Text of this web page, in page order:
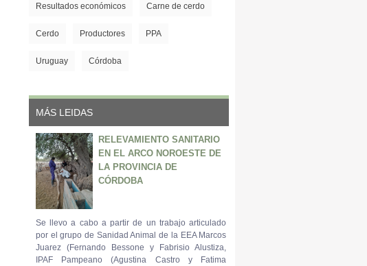
Resultados económicos Carne de cerdo
Cerdo Productores PPA
Uruguay Córdoba
MÁS LEIDAS
RELEVAMIENTO SANITARIO
EN EL ARCO NOROESTE DE
LA PROVINCIA DE
CÓRDOBA
Se llevo a cabo a partir de un trabajo articulado
por el grupo de Sanidad Animal de la EEA Marcos
Juarez (Fernando Bessone y Fabrisio Alustiza,
IPAF Pampeano (Agustina Castro y Fatima